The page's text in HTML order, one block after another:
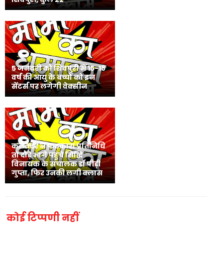
5 जनवरी को शिवपुरी में 15-18
वर्ष की आयु के बच्चों को इन
सेंटर्स पर लगेगी वेक्सीन
कलेक्टर ने फटकारा प्रतिनिधि
तो दौड़े भागे पहुंचे सिद्धि
विनायक के संचालक डॉ पीड़ी
गुप्ता, फिर उनकी लगी क्लास
कोई टिप्पणी नहीं